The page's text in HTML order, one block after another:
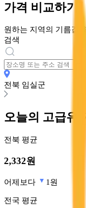
가격 비교하기
원하는 지역의 기름값
검색
전북 임실군
오늘의 고급유
전북 평균
2,332원
어제보다 1원
전국 평균